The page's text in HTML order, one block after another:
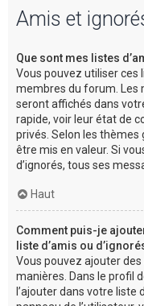
Amis et
Que sont mes listes
Vous pouvez utiliser ces
membres du forum. Les
seront affichés dans
rapide, voir leur état de
privés. Selon les
être mis en valeur. Si
d’ignorés, tous ses
Haut
Comment puis-je
liste d’amis ou
Vous pouvez ajouter
manières. Dans le profil
l’ajouter dans votre liste